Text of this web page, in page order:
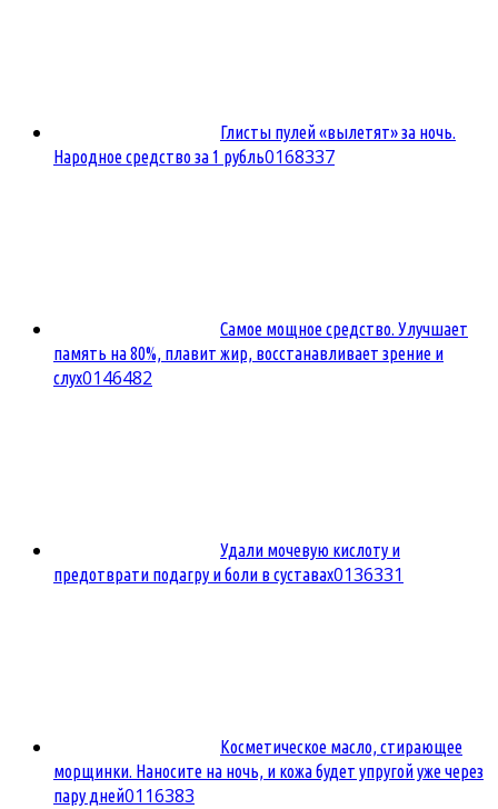
Глисты пулей «вылетят» за ночь.
Народное средство за 1 рубль0168337
Самое мощное средство. Улучшает
память на 80%, плавит жир, восстанавливает зрение и
слух0146482
Удали мочевую кислоту и
предотврати подагру и боли в суставах0136331
Косметическое масло, стирающее
морщинки. Наносите на ночь, и кожа будет упругой уже через
пару дней0116383